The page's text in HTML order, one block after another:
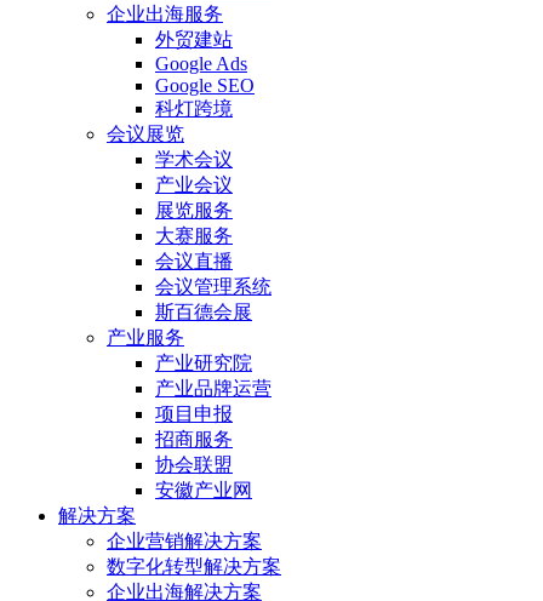
企业出海服务
外贸建站
Google Ads
Google SEO
科灯跨境
会议展览
学术会议
产业会议
展览服务
大赛服务
会议直播
会议管理系统
斯百德会展
产业服务
产业研究院
产业品牌运营
项目申报
招商服务
协会联盟
安徽产业网
解决方案
企业营销解决方案
数字化转型解决方案
企业出海解决方案